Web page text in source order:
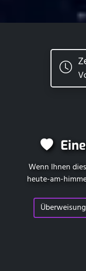
Wenn Ihnen
heute-am-
Überweisung